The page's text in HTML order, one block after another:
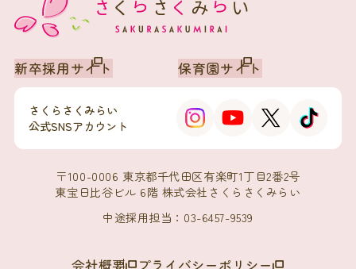
新卒採用サイト 保育園サイト
さくらさくみらい
公式SNSアカウント
〒100-0006 東京都千代田区有楽町1丁目2番2号
東宝日比谷ビル 6階 株式会社さくらさくみらい
中途採用担当：03-6457-9539